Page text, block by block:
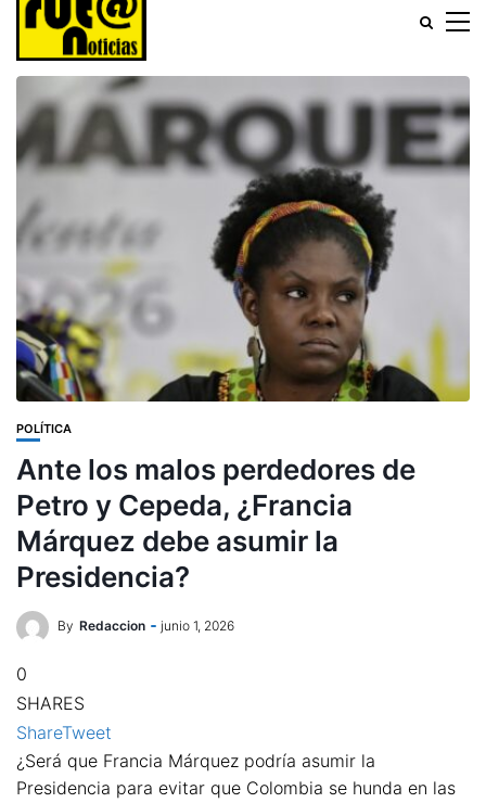
POLÍTICA
Ante los malos perdedores de
Petro y Cepeda, ¿Francia
Márquez debe asumir la
Presidencia?
By Redaccion junio 1, 2026
0
SHARES
ShareTweet
¿Será que Francia Márquez podría asumir la
Presidencia para evitar que Colombia se hunda en las